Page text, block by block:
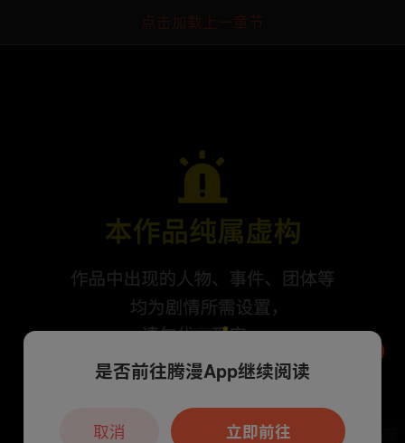
点击加载上一章节
本章节仅支持App阅读，可打开App新用
户7天免费看
是否前往腾漫App继续阅读
立即前往
取消